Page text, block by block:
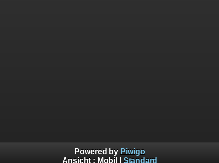
Powered by Piwigo
Ansicht : Mobil Standard